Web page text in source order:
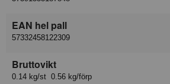
EAN hel pall
57332458122309
Bruttovikt
0.14 kg/st 0.56 kg/förp